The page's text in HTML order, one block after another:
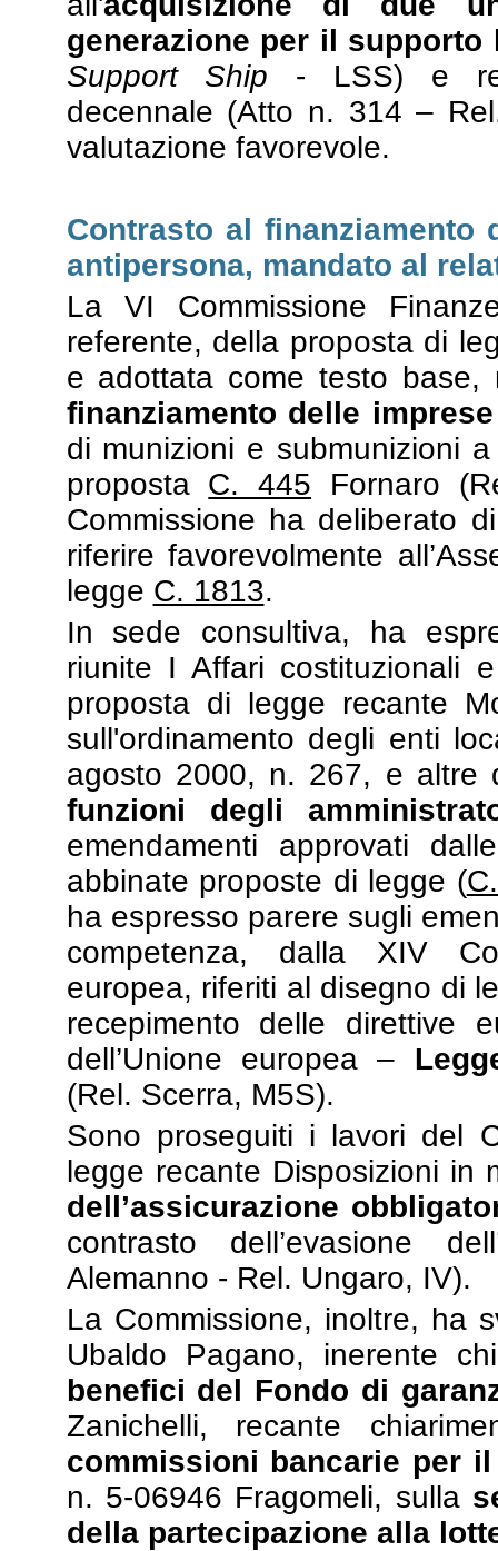
generazione per il
Support Ship - LSS) e
decennale (Atto n. 314 –
valutazione favorevole.
Contrasto al
antipersona, mandato al
La VI Commissione
referente, della proposta di
e adottata come testo
finanziamento delle
di munizioni e submunizioni
proposta C. 445 Fornaro
Commissione ha deliberato
riferire favorevolmente
legge C. 1813.
In sede consultiva, ha
riunite I Affari costituzionali
proposta di legge recante
sull'ordinamento degli enti
agosto 2000, n. 267, e altre
funzioni degli
emendamenti approvati
abbinate proposte di legge (
ha espresso parere sugli
competenza, dalla XIV
europea, riferiti al disegno di
recepimento delle direttive
dell’Unione europea –
(Rel. Scerra, M5S).
Sono proseguiti i lavori del
legge recante Disposizioni in
dell’assicurazione
contrasto dell’evasione
Alemanno - Rel. Ungaro, IV).
La Commissione, inoltre, ha
Ubaldo Pagano, inerente
benefici del Fondo di
Zanichelli, recante
commissioni bancarie per
n. 5-06946 Fragomeli, sulla
della partecipazione alla